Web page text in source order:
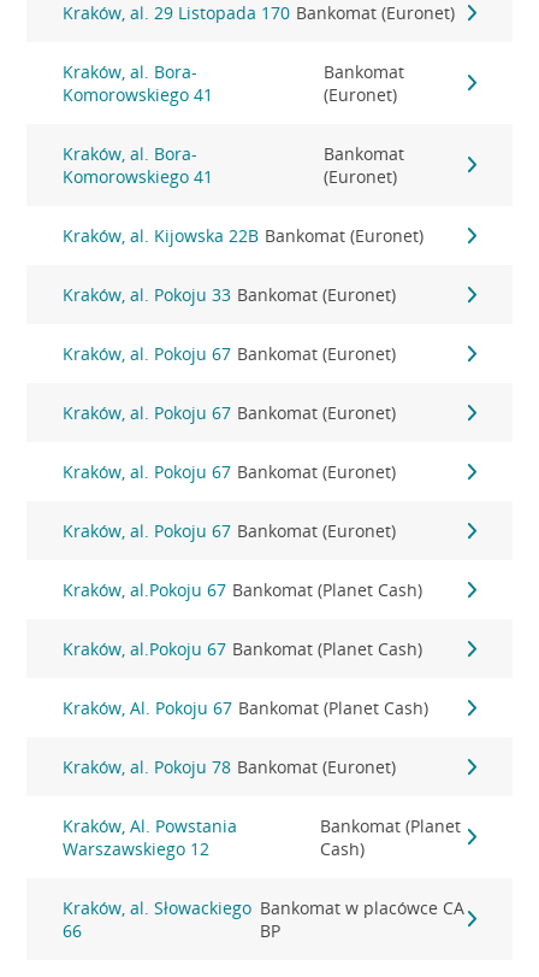
Kraków, al. 29 Listopada 170 Bankomat (Euronet)
Kraków, al. Bora-
Komorowskiego 41
Bankomat
(Euronet)
Kraków, al. Bora-
Komorowskiego 41
Bankomat
(Euronet)
Kraków, al. Kijowska 22B Bankomat (Euronet)
Kraków, al. Pokoju 33 Bankomat (Euronet)
Kraków, al. Pokoju 67 Bankomat (Euronet)
Kraków, al. Pokoju 67 Bankomat (Euronet)
Kraków, al. Pokoju 67 Bankomat (Euronet)
Kraków, al. Pokoju 67 Bankomat (Euronet)
Kraków, al.Pokoju 67 Bankomat (Planet Cash)
Kraków, al.Pokoju 67 Bankomat (Planet Cash)
Kraków, Al. Pokoju 67 Bankomat (Planet Cash)
Kraków, al. Pokoju 78 Bankomat (Euronet)
Kraków, Al. Powstania
Warszawskiego 12
Bankomat (Planet
Cash)
Kraków, al. Słowackiego
66
Bankomat w placówce CA
BP